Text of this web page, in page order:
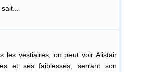
les vestiaires, on peut voir Alistair
et ses faiblesses, serrant son